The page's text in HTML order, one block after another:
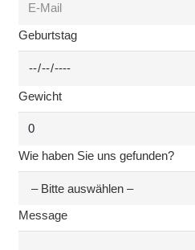
Geburtstag
Gewicht
Wie haben Sie uns gefunden?
Message